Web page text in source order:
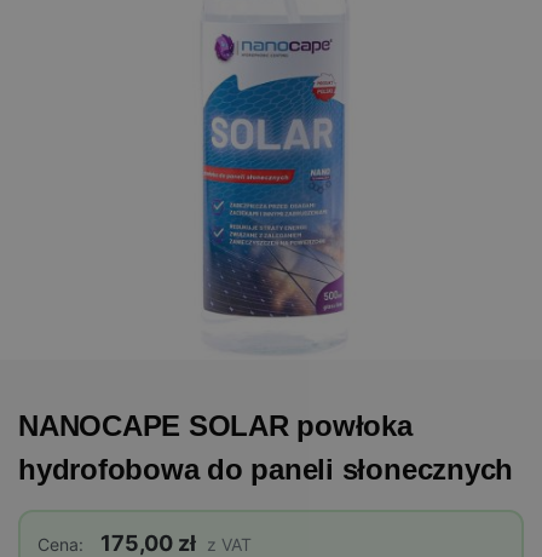
NANOCAPE SOLAR powłoka
hydrofobowa do paneli słonecznych
Cena: 175,00 zł z VAT